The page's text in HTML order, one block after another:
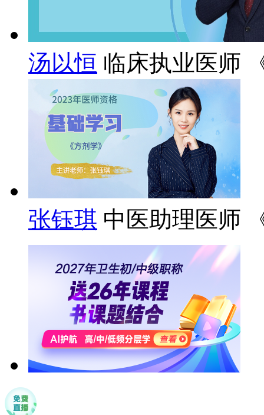
汤以恒 临床执业医师
张钰琪 中医助理医师